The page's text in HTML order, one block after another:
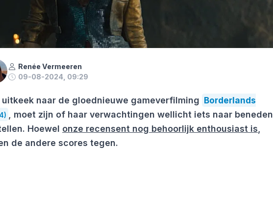
Renée Vermeeren
09-08-2024, 09:29
uitkeek naar de gloednieuwe gameverfilming Borderlands
, moet zijn of haar verwachtingen wellicht iets naar beneden
Hoewel onze recensent nog behoorlijk enthousiast is
de andere scores tegen.